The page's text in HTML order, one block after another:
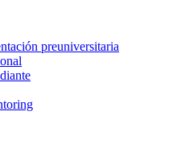
preuniversitaria